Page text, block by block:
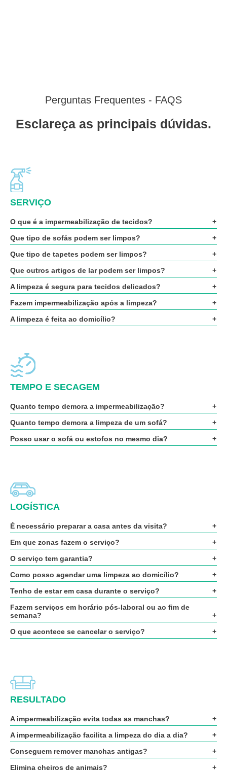
Perguntas Frequentes - FAQS
Esclareça as principais dúvidas.
SERVIÇO
O que é a impermeabilização de tecidos?
Que tipo de sofás podem ser limpos?
Que tipo de tapetes podem ser limpos?
Que outros artigos de lar podem ser limpos?
A limpeza é segura para tecidos delicados?
Fazem impermeabilização após a limpeza?
A limpeza é feita ao domicílio?
TEMPO E SECAGEM
Quanto tempo demora a impermeabilização?
Quanto tempo demora a limpeza de um sofá?
Posso usar o sofá ou estofos no mesmo dia?
LOGÍSTICA
É necessário preparar a casa antes da visita?
Em que zonas fazem o serviço?
O serviço tem garantia?
Como posso agendar uma limpeza ao domicílio?
Tenho de estar em casa durante o serviço?
Fazem serviços em horário pós-laboral ou ao fim de
semana?
O que acontece se cancelar o serviço?
RESULTADO
A impermeabilização evita todas as manchas?
A impermeabilização facilita a limpeza do dia a dia?
Conseguem remover manchas antigas?
Elimina cheiros de animais?